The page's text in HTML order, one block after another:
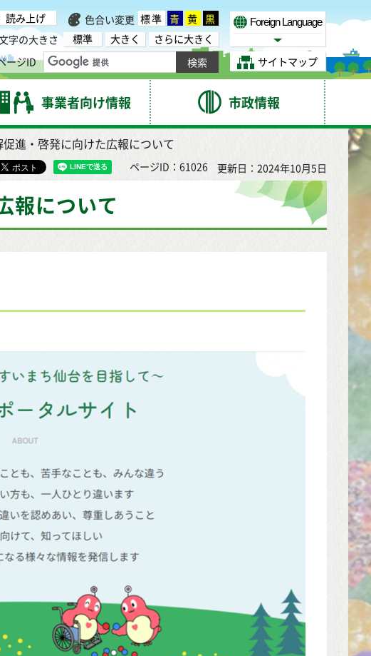
読み上げ 色合い変更 標準 青 黄 黒
字の大きさ
標準 大きく
さらに大きく
ージID
Foreign Language
Select Language
サイトマップ
事業者向け情報 市政情報
進・啓発に向けた広報について
ページID：61026 更新日：2024年10月5日
報について